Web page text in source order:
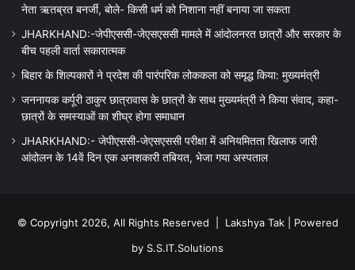
नेता ऋतब्रत बनर्जी, बोले- किसी धर्म को निशाना नहीं बनाया जा सकता
JHARKHAND:-जेपीएससी-जेएसएससी मामले में आंदोलनरत छात्रों और सरकार के
बीच पहली वार्ता सकारात्मक
बिहार के शिल्पकारों ने प्रदेश की पारंपरिक लोककला को समृद्ध किया: मुख्यमंत्री
जननायक कर्पूरी ठाकुर छात्रावास के छात्रों के साथ मुख्यमंत्री ने किया संवाद, कहा-
छात्रों के समस्याओं का शीघ्र होगा समाधान
JHARKHAND:- जेपीएससी-जेएसएससी परीक्षा में अनियमितता खिलाफ जारी
आंदोलन के 14वें दिन एक अनशकारी तबियत, भेजा गया अस्पताल
© Copyright 2026, All Rights Reserved | Lakshya Tak| Powered
by S.S.IT.Solutions